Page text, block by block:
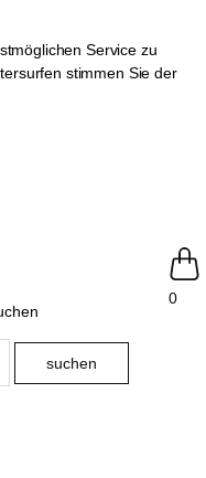
Service zu
stimmen Sie der
0